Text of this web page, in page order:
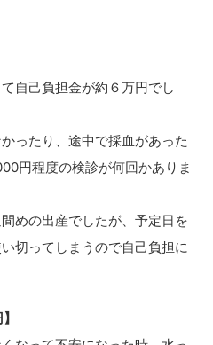
自己負担金が約６万円でし
ったり、途中で採血があった
円程度の検診が何回かありま
めの出産でしたが、予定日を
切ってしまうので自己負担に